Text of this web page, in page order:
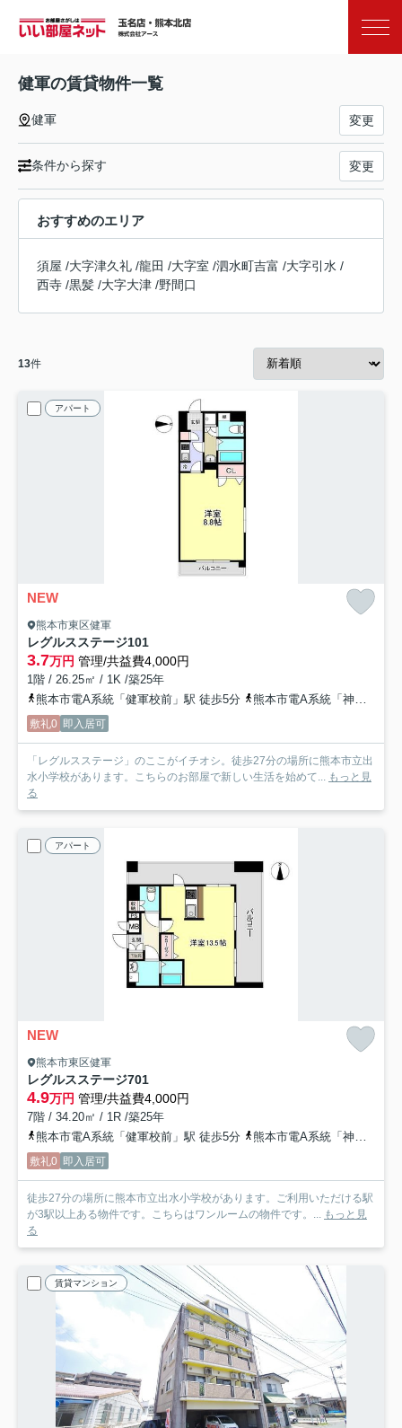
健軍の賃貸物件一覧
健軍 変更
条件から探す 変更
おすすめのエリア
須屋 /大字津久礼 /龍田 /大字室 /泗水町吉富 /大字引水 /
西寺 /黒髪 /大字大津 /野間口
13件
アパート
NEW
熊本市東区健軍
レグルスステージ101
3.7万円 管理/共益費4,000円
1階 / 26.25㎡ / 1K /築25年
熊本市電A系統「健軍校前」駅 徒歩5分
熊本市電A系統「神水交差点」駅 徒歩6分
敷礼0 即入居可
「レグルスステージ」のここがイチオシ。徒歩27分の場所に熊本市立出
水小学校があります。こちらのお部屋で新しい生活を始めて...
もっと見
る
アパート
NEW
熊本市東区健軍
レグルスステージ701
4.9万円 管理/共益費4,000円
7階 / 34.20㎡ / 1R /築25年
熊本市電A系統「健軍校前」駅 徒歩5分
熊本市電A系統「神水交差点」駅 徒歩6分
敷礼0 即入居可
徒歩27分の場所に熊本市立出水小学校があります。ご利用いただける駅
が3駅以上ある物件です。こちらはワンルームの物件です。...
もっと見
る
賃貸マンション